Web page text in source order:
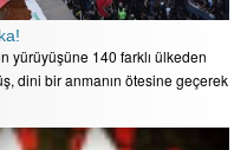
yürüyüşüne 140 farklı ülkeden
dini bir anmanın ötesine geçerek